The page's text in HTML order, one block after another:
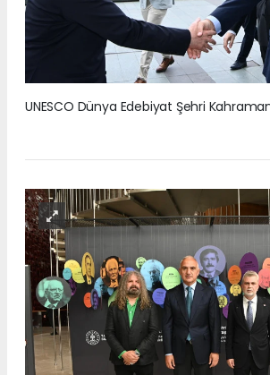
UNESCO Dünya Edebiyat Şehri